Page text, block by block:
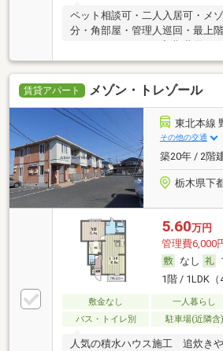
ペット相談可・二人入居可・メ
分・角部屋・管理人巡回・最上
賃貸アパート メゾン・トレゾール
東北本線
その他の交通
築20年 / 2階
栃木県下
5.60万円
管理費6,000
なし
1階 / 1LDK（
敷金なし 一人暮らし
バス・トイレ別
駐車場(近隣含)
人気の積水ハウス施工 追炊き